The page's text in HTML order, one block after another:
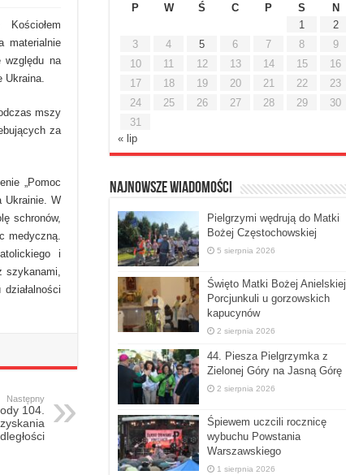
materialnie
względu na
Ukraina.
mszy
za
„Pomoc
Ukrainie. W
schronów,
medyczną.
i
szykanami,
Następny
104.
P
W Ś C P S
N
1
2
3
4 5 6 7 8
9
10
11 12 13 14 15
16
17
18 19 20 21 22
23
24
25 26 27 28 29
30
31
« lip
Najnowsze Wiadomości
Pielgrzymi wędrują do Matki
Bożej Częstochowskiej
5 sierpnia 2026
Święto Matki Bożej Anielskiej
Porcjunkuli u gorzowskich
kapucynów
2 sierpnia 2026
44. Piesza Pielgrzymka z
Zielonej Góry na Jasną Górę
2 sierpnia 2026
Śpiewem uczcili rocznicę
wybuchu Powstania
Warszawskiego
1 sierpnia 2026